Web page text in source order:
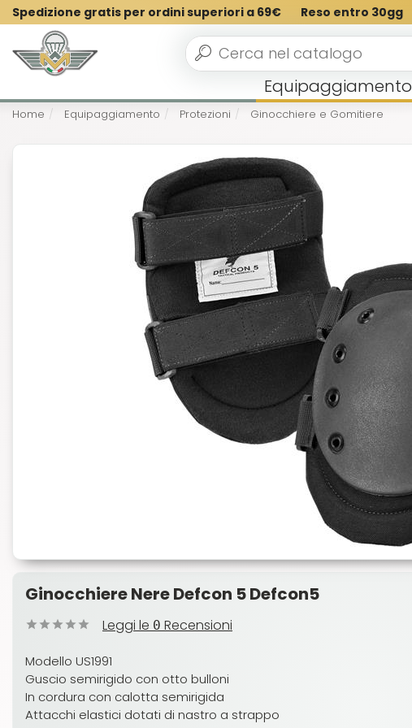
Spedizione gratis per ordini superiori a 69€ Reso entro 30gg
Equipaggiamento
Home Equipaggiamento Protezioni Ginocchiere e Gomitiere
Ginocchiere Nere Defcon 5 Defcon5
Leggi le 0 Recensioni
Modello US1991
Guscio semirigido con otto bulloni
In cordura con calotta semirigida
Attacchi elastici dotati di nastro a strappo